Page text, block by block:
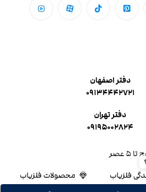
دفتر اصفهان
۰۹۱۳۴۴۴۲۷۲۱
دفتر تهران
۰۹۱۹۵۰۰۲۸۲۴
فلزیاب
محصولات فلزیاب